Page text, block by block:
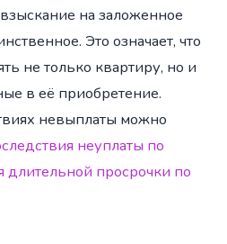
на заложенное
Это означает, что
не только квартиру, но и
в её приобретение.
невыплаты можно
неуплаты по
длительной просрочки по